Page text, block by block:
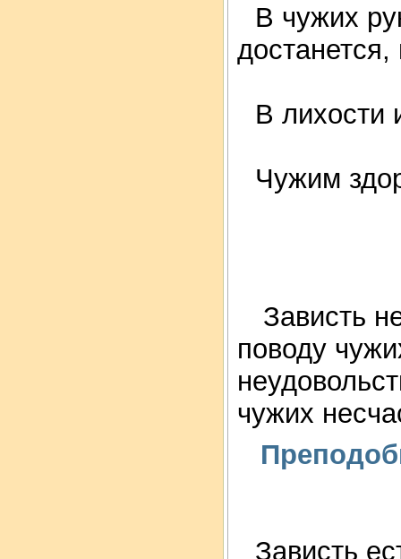
В чужих
В лихости
Чужим
Зависть
поводу
чужих
Зависть